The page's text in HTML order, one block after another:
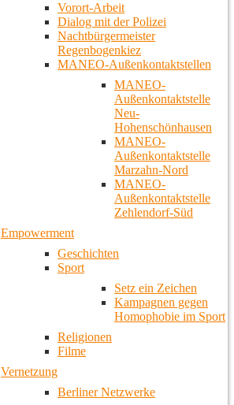
Vorort-Arbeit
Dialog mit der Polizei
Nachtbürgermeister
Regenbogenkiez
MANEO-Außenkontaktstellen
MANEO-
Außenkontaktstelle
Neu-
Hohenschönhausen
MANEO-
Außenkontaktstelle
Marzahn-Nord
MANEO-
Außenkontaktstelle
Zehlendorf-Süd
Empowerment
Geschichten
Sport
Setz ein Zeichen
Kampagnen gegen
Homophobie im Sport
Religionen
Filme
Vernetzung
Berliner Netzwerke